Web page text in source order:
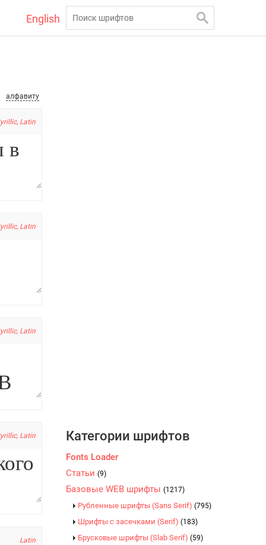
English
алфавиту
Latin
Latin
Latin
Latin
Latin
Категории шрифтов
Fonts Loader
Статьи (9)
Базовые WEB шрифты (1217)
Рубленные шрифты (Sans Serif) (795)
Шрифты с засечками (Serif) (183)
Брусковые шрифты (Slab Serif) (59)